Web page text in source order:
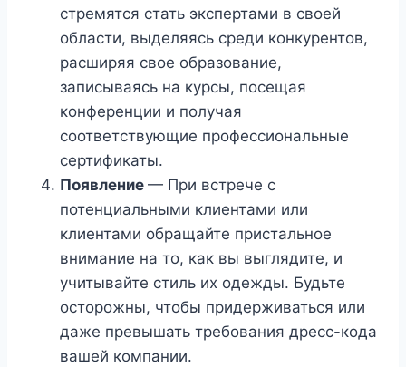
стремятся стать экспертами в своей
области, выделяясь среди конкурентов,
расширяя свое образование,
записываясь на курсы, посещая
конференции и получая
соответствующие профессиональные
сертификаты.
Появление — При встрече с
потенциальными клиентами или
клиентами обращайте пристальное
внимание на то, как вы выглядите, и
учитывайте стиль их одежды. Будьте
осторожны, чтобы придерживаться или
даже превышать требования дресс-кода
вашей компании.